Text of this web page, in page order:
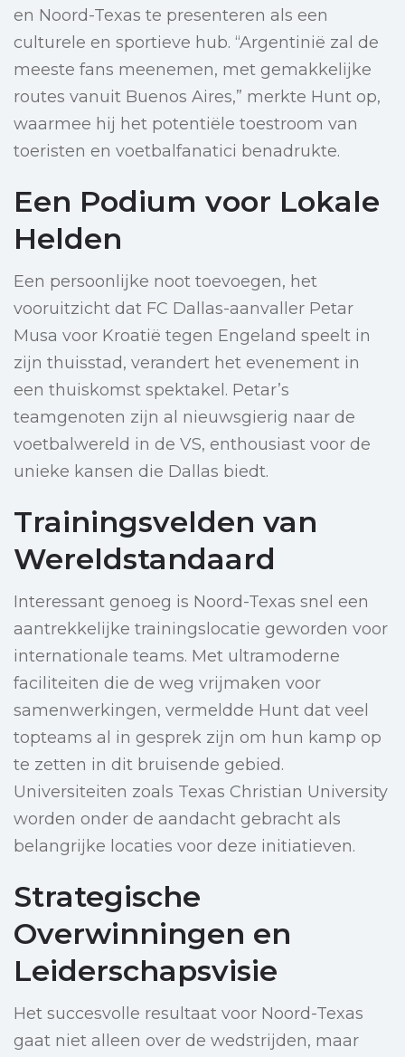
en Noord-Texas te presenteren als een
culturele en sportieve hub. “Argentinië zal de
meeste fans meenemen, met gemakkelijke
routes vanuit Buenos Aires,” merkte Hunt op,
waarmee hij het potentiële toestroom van
toeristen en voetbalfanatici benadrukte.
Een Podium voor Lokale
Helden
Een persoonlijke noot toevoegen, het
vooruitzicht dat FC Dallas-aanvaller Petar
Musa voor Kroatië tegen Engeland speelt in
zijn thuisstad, verandert het evenement in
een thuiskomst spektakel. Petar’s
teamgenoten zijn al nieuwsgierig naar de
voetbalwereld in de VS, enthousiast voor de
unieke kansen die Dallas biedt.
Trainingsvelden van
Wereldstandaard
Interessant genoeg is Noord-Texas snel een
aantrekkelijke trainingslocatie geworden voor
internationale teams. Met ultramoderne
faciliteiten die de weg vrijmaken voor
samenwerkingen, vermeldde Hunt dat veel
topteams al in gesprek zijn om hun kamp op
te zetten in dit bruisende gebied.
Universiteiten zoals Texas Christian University
worden onder de aandacht gebracht als
belangrijke locaties voor deze initiatieven.
Strategische
Overwinningen en
Leiderschapsvisie
Het succesvolle resultaat voor Noord-Texas
gaat niet alleen over de wedstrijden, maar